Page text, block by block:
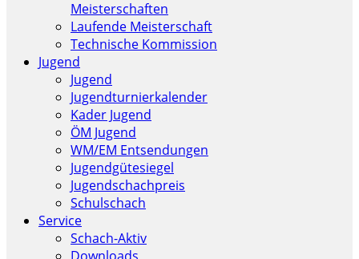
Meisterschaften
Laufende Meisterschaft
Technische Kommission
Jugend
Jugend
Jugendturnierkalender
Kader Jugend
ÖM Jugend
WM/EM Entsendungen
Jugendgütesiegel
Jugendschachpreis
Schulschach
Service
Schach-Aktiv